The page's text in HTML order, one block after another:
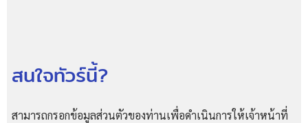
สนใจทัวร์นี้?
สามารถกรอกข้อมูลส่วนตัวของท่านเพื่อดำเนินการให้เจ้าหน้าที่